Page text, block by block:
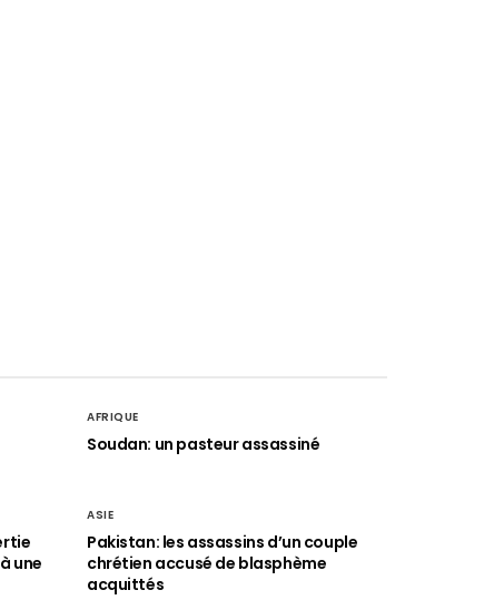
AFRIQUE
Soudan: un pasteur assassiné
une
ASIE
Pakistan: les assassins d’un couple
chrétien accusé de blasphème
acquittés